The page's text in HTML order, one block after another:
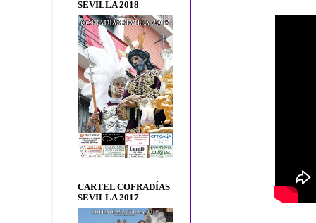
SEVILLA 2018
CARTEL COFRADÍAS
SEVILLA 2017